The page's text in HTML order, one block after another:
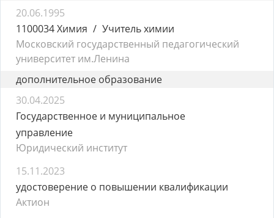
20.06.1995
1100034 Химия
Учитель химии
Московский государственный педагогический
университет им.Ленина
дополнительное образование
30.04.2025
Государственное и муниципальное
управление
Юридический институт
15.11.2023
удостоверение о повышении квалификации
Актион